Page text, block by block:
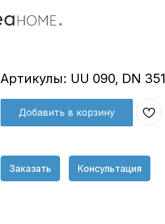
Артикулы: UU 090, DN 351
Добавить в корзину
Заказать Консультация